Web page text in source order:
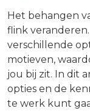
Het behangen
flink
verschillende
motieven,
jou bij zit. In dit
opties en de
te werk kunt